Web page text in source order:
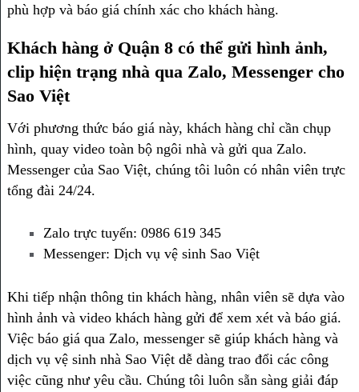
phù hợp và báo giá chính xác cho khách hàng.
Khách hàng ở Quận 8 có thể gửi hình ảnh,
clip hiện trạng nhà qua Zalo, Messenger cho
Sao Việt
Với phương thức báo giá này, khách hàng chỉ cần chụp
hình, quay video toàn bộ ngôi nhà và gửi qua Zalo.
Messenger của Sao Việt, chúng tôi luôn có nhân viên trực
tổng đài 24/24.
Zalo trực tuyến: 0986 619 345
Messenger: Dịch vụ vệ sinh Sao Việt
Khi tiếp nhận thông tin khách hàng, nhân viên sẽ dựa vào
hình ảnh và video khách hàng gửi để xem xét và báo giá.
Việc báo giá qua Zalo, messenger sẽ giúp khách hàng và
dịch vụ vệ sinh nhà Sao Việt dễ dàng trao đổi các công
việc cũng như yêu cầu. Chúng tôi luôn sẵn sàng giải đáp